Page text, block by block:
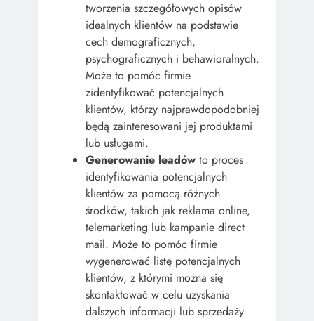
tworzenia szczegółowych opisów
idealnych klientów na podstawie
cech demograficznych,
psychograficznych i behawioralnych.
Może to pomóc firmie
zidentyfikować potencjalnych
klientów, którzy najprawdopodobniej
będą zainteresowani jej produktami
lub usługami.
Generowanie leadów to proces
identyfikowania potencjalnych
klientów za pomocą różnych
środków, takich jak reklama online,
telemarketing lub kampanie direct
mail. Może to pomóc firmie
wygenerować listę potencjalnych
klientów, z którymi można się
skontaktować w celu uzyskania
dalszych informacji lub sprzedaży.